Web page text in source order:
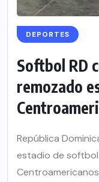
DEPORTES
Softbol RD
remozado
República
estadio de